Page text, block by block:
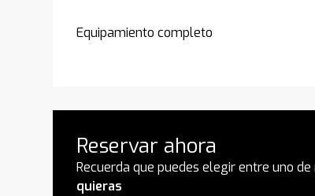
Equipamiento completo
Reservar ahora
Recuerda que puedes elegir entre uno
quieras